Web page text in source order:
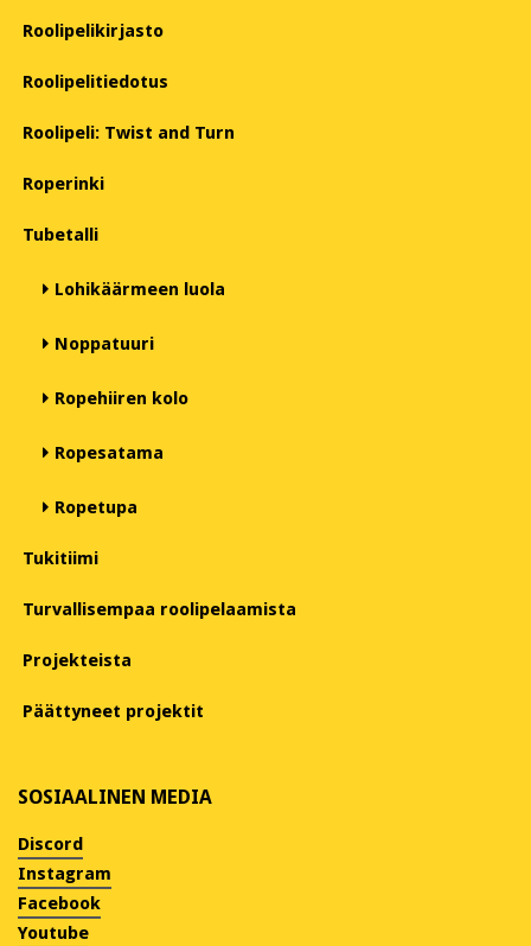
Roolipelikirjasto
Roolipelitiedotus
Roolipeli: Twist and Turn
Roperinki
Tubetalli
Lohikäärmeen luola
Noppatuuri
Ropehiiren kolo
Ropesatama
Ropetupa
Tukitiimi
Turvallisempaa roolipelaamista
Projekteista
Päättyneet projektit
SOSIAALINEN MEDIA
Discord
Instagram
Facebook
Youtube